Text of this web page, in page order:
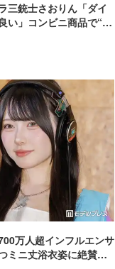
三銃士さおりん「ダイ
い」コンビニ商品で“混
ー副菜紹介「火を使わ
る」「タンパク質たっ
万人超インフルエンサ
ミニ丈浴衣姿に絶賛の